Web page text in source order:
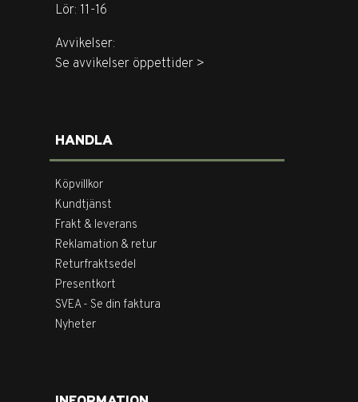
Lör: 11-16
Avvikelser:
Se avvikelser öppettider >
HANDLA
Köpvillkor
Kundtjänst
Frakt & leverans
Reklamation & retur
Returfraktsedel
Presentkort
SVEA - Se din faktura
Nyheter